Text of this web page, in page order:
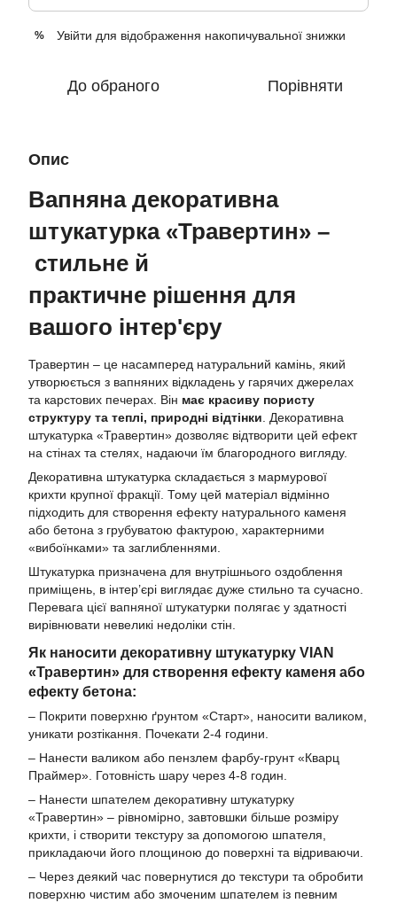
% Увійти для відображення накопичувальної знижки
До обраного Порівняти
Опис
Вапняна декоративна
штукатурка «Травертин» –
стильне й
практичне рішення для
вашого інтер'єру
Травертин – це насамперед натуральний камінь, який
утворюється з вапняних відкладень у гарячих джерелах
та карстових печерах. Він має красиву пористу
структуру та теплі, природні відтінки . Декоративна
штукатурка «Травертин» дозволяє відтворити цей ефект
на стінах та стелях, надаючи їм благородного вигляду.
Декоративна штукатурка складається з мармурової
крихти крупної фракції. Тому цей матеріал відмінно
підходить для створення ефекту натурального каменя
або бетона з грубуватою фактурою, характерними
«вибоїнками» та заглибленнями.
Штукатурка призначена для внутрішнього оздоблення
приміщень, в інтер’єрі виглядає дуже стильно та сучасно.
Перевага цієї вапняної штукатурки полягає у здатності
вирівнювати невеликі недоліки стін.
Як наносити декоративну штукатурку VIAN
«Травертин» для створення ефекту каменя або
ефекту бетона:
– Покрити поверхню ґрунтом «Старт», наносити валиком,
уникати розтікання. Почекати 2-4 години.
– Нанести валиком або пензлем фарбу-грунт «Кварц
Праймер». Готовність шару через 4-8 годин.
– Нанести шпателем декоративну штукатурку
«Травертин» – рівномірно, завтовшки більше розміру
крихти, і створити текстуру за допомогою шпателя,
прикладаючи його площиною до поверхні та відриваючи.
– Через деякий час повернутися до текстури та обробити
поверхню чистим або змоченим шпателем із певним